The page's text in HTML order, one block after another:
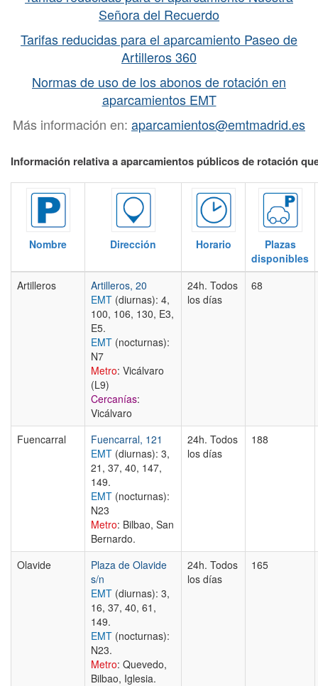
Señora del Recuerdo
Tarifas reducidas para el aparcamiento Paseo de
Artilleros 360
Normas de uso de los abonos de rotación en
aparcamientos EMT
Más información en: aparcamientos@emtmadrid.es
Información relativa a aparcamientos públicos de rotación
Nombre Dirección Horario
Plazas
disponibles
Artilleros
Artilleros, 20
EMT (diurnas): 4,
100, 106, 130, E3,
E5.
EMT (nocturnas):
N7
Metro: Vicálvaro
(L9)
Cercanías:
Vicálvaro
24h. Todos
los días
68
Fuencarral
Fuencarral, 121
EMT (diurnas): 3,
21, 37, 40, 147,
149.
EMT (nocturnas):
N23
Metro: Bilbao, San
Bernardo.
24h. Todos
los días
188
Olavide
Plaza de Olavide
s/n
EMT (diurnas): 3,
16, 37, 40, 61,
149.
EMT (nocturnas):
N23.
Metro: Quevedo,
Bilbao, Iglesia.
24h. Todos
los días
165